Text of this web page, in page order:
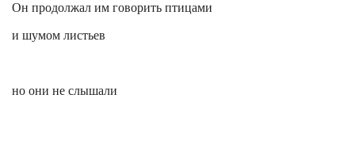
Он продолжал им говорить птицами
и шумом листьев
но они не слышали